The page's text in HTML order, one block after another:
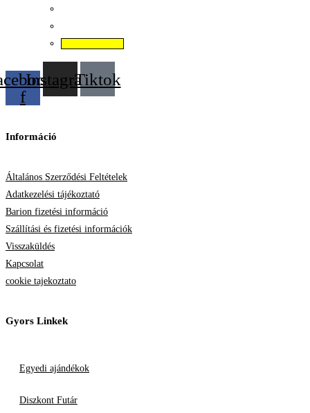
f
InstagramTiktok
Információ
Általános Szerződési Feltételek
Adatkezelési tájékoztató
Barion fizetési információ
Szállítási és fizetési információk
Visszaküldés
Kapcsolat
cookie tajekoztato
Gyors Linkek
Egyedi ajándékok
Diszkont Futár